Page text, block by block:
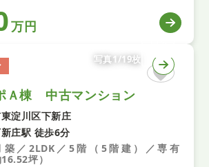
万円
写真1/19枚
Ａ棟 中古マンション
淀川区下新庄
庄駅 徒歩6分
築／2LDK／5階（5階建）／専有
坪）